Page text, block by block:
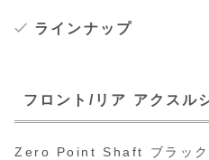
ラインナップ
フロント/リア アクスル
Zero Point Shaft ブラック